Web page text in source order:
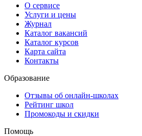
О сервисе
Услуги и цены
Журнал
Каталог вакансий
Каталог курсов
Карта сайта
Контакты
Образование
Отзывы об онлайн-школах
Рейтинг школ
Промокоды и скидки
Помощь